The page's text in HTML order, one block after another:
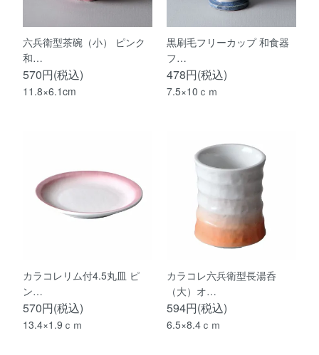
六兵衛型茶碗（小） ピンク
和…
570円(税込)
11.8×6.1cm
黒刷毛フリーカップ 和食器
フ…
478円(税込)
7.5×10ｃｍ
カラコレリム付4.5丸皿 ピ
ン…
570円(税込)
13.4×1.9ｃｍ
カラコレ六兵衛型長湯呑
（大）オ…
594円(税込)
6.5×8.4ｃｍ